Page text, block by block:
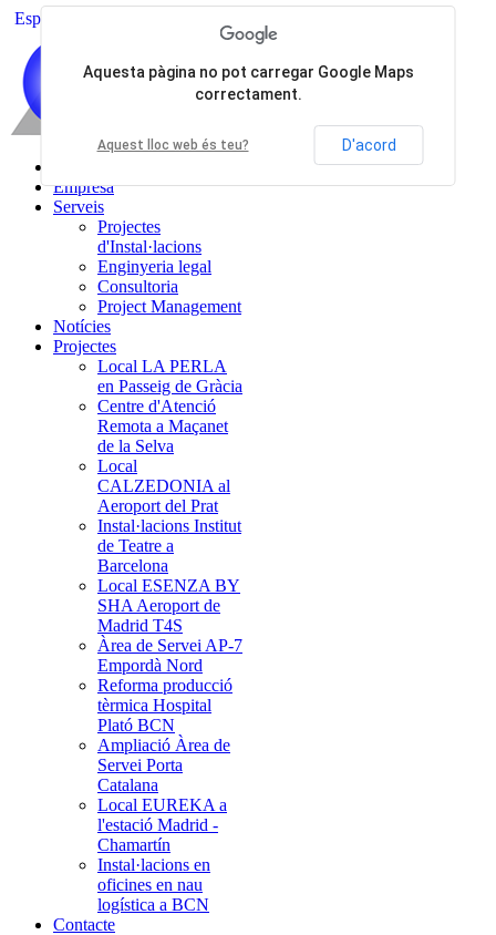
Esp
Empresa
Serveis
Projectes
d'Instal·lacions
Enginyeria legal
Consultoria
Project Management
Notícies
Projectes
Local LA PERLA
en Passeig de Gràcia
Centre d'Atenció
Remota a Maçanet
de la Selva
Local
CALZEDONIA al
Aeroport del Prat
Instal·lacions Institut
de Teatre a
Barcelona
Local ESENZA BY
SHA Aeroport de
Madrid T4S
Àrea de Servei AP-7
Empordà Nord
Reforma producció
tèrmica Hospital
Plató BCN
Ampliació Àrea de
Servei Porta
Catalana
Local EUREKA a
l'estació Madrid -
Chamartín
Instal·lacions en
oficines en nau
logística a BCN
Contacte
Aquesta pàgina no pot carregar Google Maps
correctament.
Aquest lloc web és teu? D'acord